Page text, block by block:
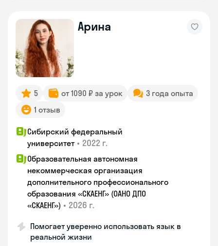
Арина
5 от 1090 ₽ за урок
3 года опыта
1 отзыв
Сибирский федеральный
университет • 2022 г.
Образовательная автономная
некоммерческая организация
дополнительного профессионального
образования «СКАЕНГ» (ОАНО ДПО
«СКАЕНГ») • 2026 г.
Помогает уверенно использовать язык в
реальной жизни